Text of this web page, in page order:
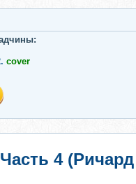
cover
4 (Ричард